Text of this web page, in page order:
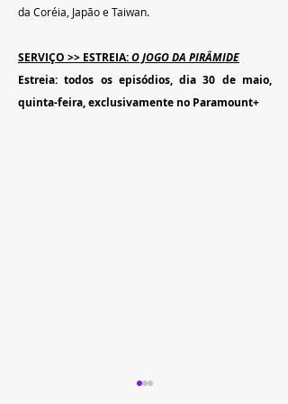
da Coréia, Japão e Taiwan.
SERVIÇO >> ESTREIA: O JOGO DA PIRÂMIDE
Estreia: todos os episódios, dia 30 de maio,
quinta-feira, exclusivamente no Paramount+